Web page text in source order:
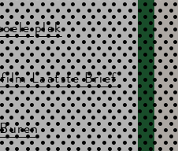
plek
Laatste Brief